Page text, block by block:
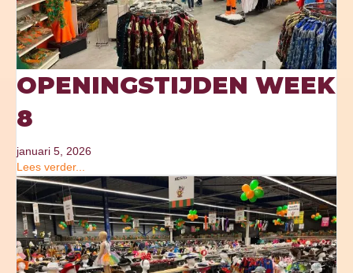
OPENINGSTIJDEN WEEK
8
januari 5, 2026
Lees verder...